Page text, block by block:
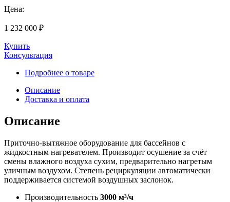
Цена:
1 232 000 ₽
Купить
Консультация
Подробнее о товаре
Описание
Доставка и оплата
Описание
Приточно-вытяжное оборудование для бассейнов с
жидкостным нагревателем. Производит осушение за счёт
смены влажного воздуха сухим, предварительно нагретым
уличным воздухом. Степень рециркуляции автоматически
поддерживается системой воздушных заслонок.
Производительность 3000 м³/ч